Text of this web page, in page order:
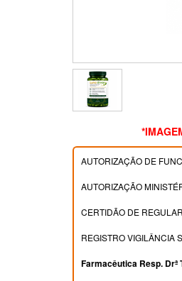
AUTORIZAÇÃO DE
AUTORIZAÇÃO
CERTIDÃO DE
REGISTRO VIGILÂNCIA
Farmacêutica Resp. Drª